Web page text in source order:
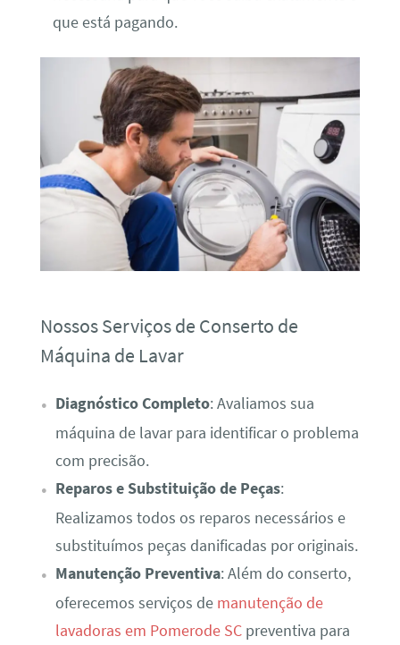
que está pagando.
Nossos Serviços de Conserto de
Máquina de Lavar
Diagnóstico Completo: Avaliamos sua
máquina de lavar para identificar o problema
com precisão.
Reparos e Substituição de Peças:
Realizamos todos os reparos necessários e
substituímos peças danificadas por originais.
Manutenção Preventiva: Além do conserto,
oferecemos serviços de manutenção de
lavadoras em Pomerode SCpreventiva para